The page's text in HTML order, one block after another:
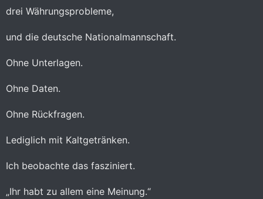
drei Währungsprobleme,
und die deutsche Nationalmannschaft.
Ohne Unterlagen.
Ohne Daten.
Ohne Rückfragen.
Lediglich mit Kaltgetränken.
Ich beobachte das fasziniert.
„Ihr habt zu allem eine Meinung.“